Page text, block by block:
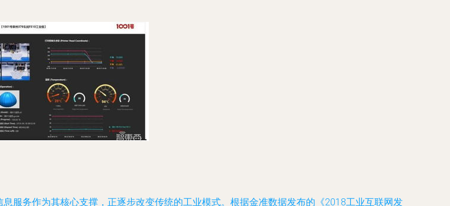
服务作为其核心支撑，正逐步改变传统的工业模式。根据金准数据发布的《2018工业互联网发